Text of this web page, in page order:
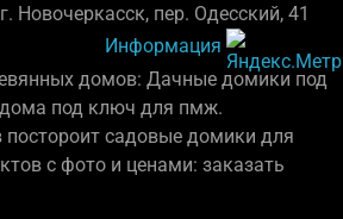
Новочеркасск, пер. Одесский, 41
Информация
домов: Дачные домики под
дома под ключ для пмж.
постороит садовые домики для
с фото и ценами: заказать